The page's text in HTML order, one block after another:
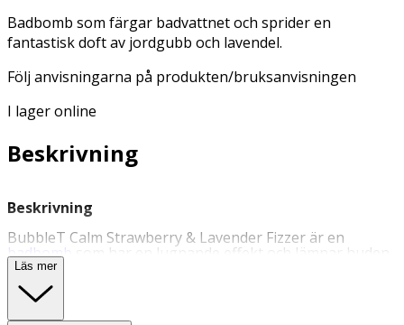
Badbomb som färgar badvattnet och sprider en
fantastisk doft av jordgubb och lavendel.
Följ anvisningarna på produkten/bruksanvisningen
I lager online
Beskrivning
Beskrivning
BubbleT Calm Strawberry & Lavender Fizzer är en
badbomb som har en lugnande effekt och lämnar huden
fräsch och mjuk. Badbomben färgar badvattnet och
sprider en fantastisk doft.
Följ anvisningarna på produkten/bruksanvisningen.
Läs mer